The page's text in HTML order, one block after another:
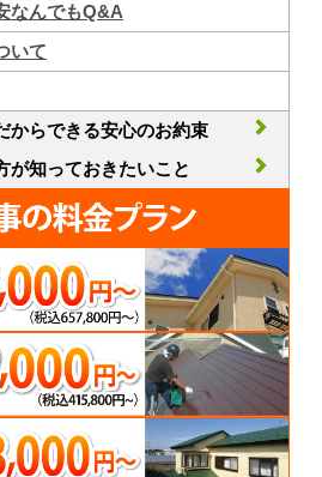
なんでもQ&A
いて
からできる安心のお約束
が知っておきたいこと